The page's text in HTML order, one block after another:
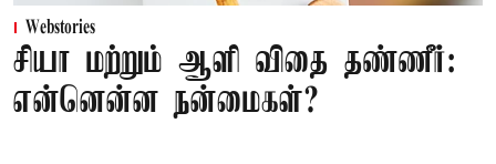
Webstories
சியா மற்றும் ஆளி விதை தண்ணீர்:
என்னென்ன நன்மைகள்?